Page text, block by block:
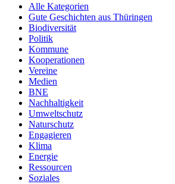
Alle Kategorien
Gute Geschichten aus Thüringen
Biodiversität
Politik
Kommune
Kooperationen
Vereine
Medien
BNE
Nachhaltigkeit
Umweltschutz
Naturschutz
Engagieren
Klima
Energie
Ressourcen
Soziales